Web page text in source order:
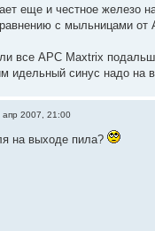
еще и честное железо
с мыльницами от
все APC Maxtrix
идельный синус надо на
апр 2007, 21:00
на выходе пила?